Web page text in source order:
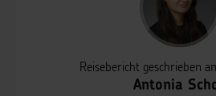
Reisebericht geschrieben
Antonia